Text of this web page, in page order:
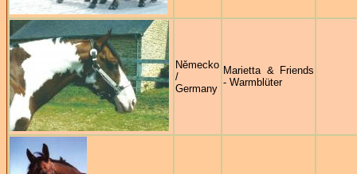
Německo
/
Germany
Marietta & Friends
- Warmblüter